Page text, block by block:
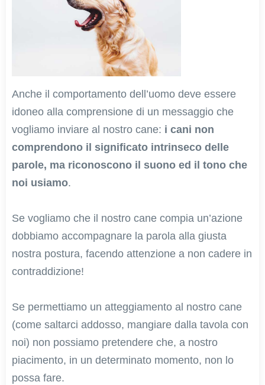
Anche il comportamento dell’uomo deve essere
idoneo alla comprensione di un messaggio che
vogliamo inviare al nostro cane: i cani non
comprendono il significato intrinseco delle
parole, ma riconoscono il suono ed il tono che
noi usiamo.
Se vogliamo che il nostro cane compia un’azione
dobbiamo accompagnare la parola alla giusta
nostra postura, facendo attenzione a non cadere in
contraddizione!
Se permettiamo un atteggiamento al nostro cane
(come saltarci addosso, mangiare dalla tavola con
noi) non possiamo pretendere che, a nostro
piacimento, in un determinato momento, non lo
possa fare.